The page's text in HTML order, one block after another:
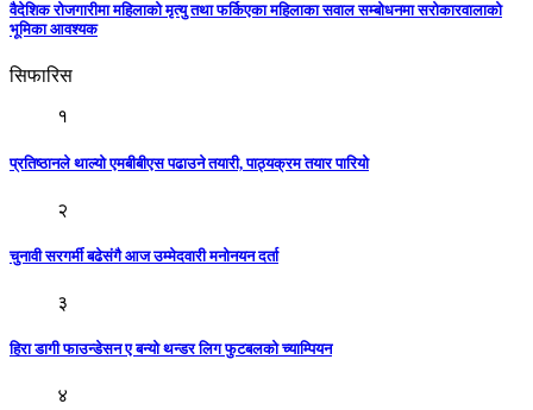
वैदेशिक रोजगारीमा महिलाको मृत्यु तथा फर्किएका महिलाका सवाल सम्बोधनमा सरोकारवालाको
भूमिका आवश्यक
सिफारिस
१
प्रतिष्ठानले थाल्यो एमबीबीएस पढाउने तयारी, पाठ्यक्रम तयार पारियो
२
चुनावी सरगर्मी बढेसंगै आज उम्मेदवारी मनोनयन दर्ता
३
हिरा डागी फाउन्डेसन ए बन्यो थन्डर लिग फुटबलको च्याम्पियन
४